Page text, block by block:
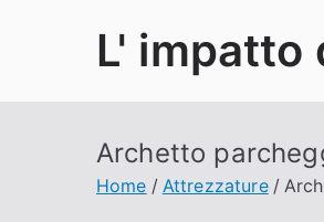
L' impatto
Archetto
Home Attrezzature